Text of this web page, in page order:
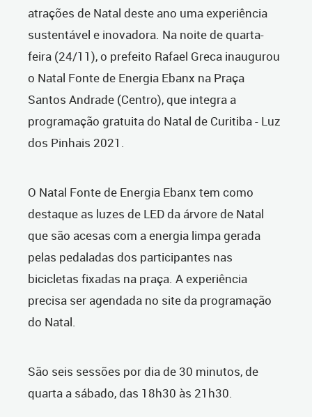
atrações de Natal deste ano uma experiência
sustentável e inovadora. Na noite de quarta-
feira (24/11), o prefeito Rafael Greca inaugurou
o Natal Fonte de Energia Ebanx na Praça
Santos Andrade (Centro), que integra a
programação gratuita do Natal de Curitiba - Luz
dos Pinhais 2021.
O Natal Fonte de Energia Ebanx tem como
destaque as luzes de LED da árvore de Natal
que são acesas com a energia limpa gerada
pelas pedaladas dos participantes nas
bicicletas fixadas na praça. A experiência
precisa ser agendada no site da programação
do Natal.
São seis sessões por dia de 30 minutos, de
quarta a sábado, das 18h30 às 21h30.